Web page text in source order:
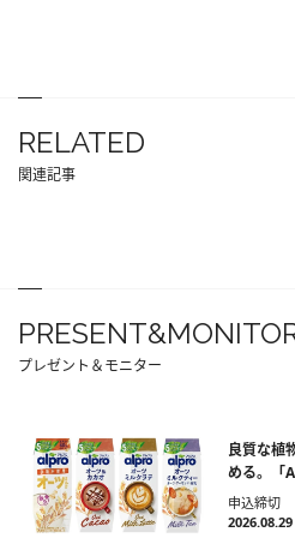
RELATED
関連記事
プレゼント＆モニター
良質な植
める。「
申込締切